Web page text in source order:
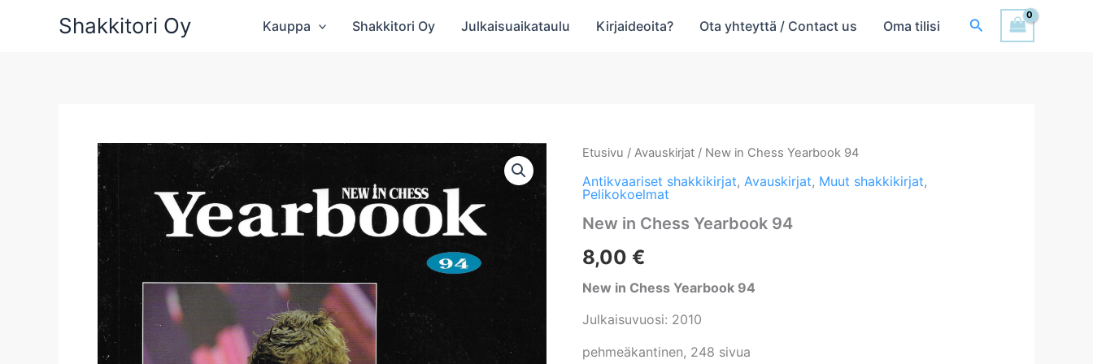
Shakkitori Oy Kauppa Shakkitori Oy Julkaisuaikataulu Kirjaideoita? Ota yhteyttä / Contact us Oma tilisi Hae
Etusivu /Avauskirjat / New in Chess Yearbook 94
Antikvaariset shakkikirjat, Avauskirjat, Muut shakkikirjat,
Pelikokoelmat
New in Chess Yearbook 94
8,00€
New in Chess Yearbook 94
Julkaisuvuosi: 2010
pehmeäkantinen, 248 sivua